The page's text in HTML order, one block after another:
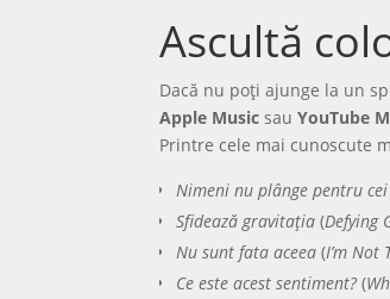
Ascultă
Dacă nu poți ajunge la un
Apple Music sauYouTube
Printre cele mai cunoscute
Nimeni nu plânge pentru
Sfidează gravitația (Defying
Nu sunt fata aceea (I’m Not
Ce este acest sentiment?(